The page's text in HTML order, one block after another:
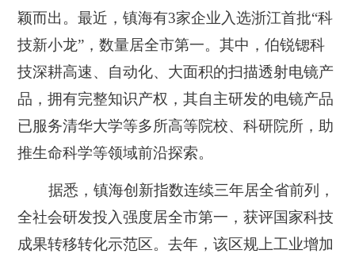
颖而出。最近，镇海有3家企业入选浙江首批“科
技新小龙”，数量居全市第一。其中，伯锐锶科
技深耕高速、自动化、大面积的扫描透射电镜产
品，拥有完整知识产权，其自主研发的电镜产品
已服务清华大学等多所高等院校、科研院所，助
推生命科学等领域前沿探索。
据悉，镇海创新指数连续三年居全省前列，
全社会研发投入强度居全市第一，获评国家科技
成果转移转化示范区。去年，该区规上工业增加